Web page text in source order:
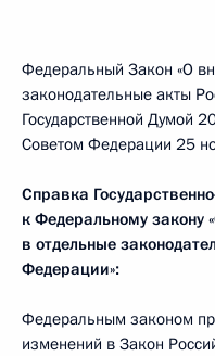
Федеральный Закон «О
законодательные акты
Государственной Думой
Советом Федерации 25
Справка
к Федеральному закону
в отдельные
Федерации»:
Федеральным законом
изменений в Закон